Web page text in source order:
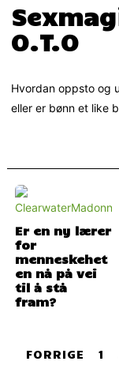
O.T.O
Hvordan oppsto og
eller er bønn et like
Er en ny lærer
for
menneskehet
en nå på vei
til å stå
fram?
FORRIGE 1